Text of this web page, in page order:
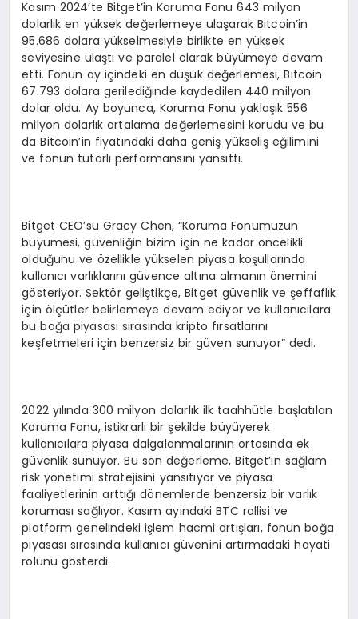
Kasım 2024’te Bitget’in Koruma Fonu 643 milyon
dolarlık en yüksek değerlemeye ulaşarak Bitcoin’in
95.686 dolara yükselmesiyle birlikte en yüksek
seviyesine ulaştı ve paralel olarak büyümeye devam
etti. Fonun ay içindeki en düşük değerlemesi, Bitcoin
67.793 dolara gerilediğinde kaydedilen 440 milyon
dolar oldu. Ay boyunca, Koruma Fonu yaklaşık 556
milyon dolarlık ortalama değerlemesini korudu ve bu
da Bitcoin’in fiyatındaki daha geniş yükseliş eğilimini
ve fonun tutarlı performansını yansıttı.
Bitget CEO’su Gracy Chen, “Koruma Fonumuzun
büyümesi, güvenliğin bizim için ne kadar öncelikli
olduğunu ve özellikle yükselen piyasa koşullarında
kullanıcı varlıklarını güvence altına almanın önemini
gösteriyor. Sektör geliştikçe, Bitget güvenlik ve şeffaflık
için ölçütler belirlemeye devam ediyor ve kullanıcılara
bu boğa piyasası sırasında kripto fırsatlarını
keşfetmeleri için benzersiz bir güven sunuyor” dedi.
2022 yılında 300 milyon dolarlık ilk taahhütle başlatılan
Koruma Fonu, istikrarlı bir şekilde büyüyerek
kullanıcılara piyasa dalgalanmalarının ortasında ek
güvenlik sunuyor. Bu son değerleme, Bitget’in sağlam
risk yönetimi stratejisini yansıtıyor ve piyasa
faaliyetlerinin arttığı dönemlerde benzersiz bir varlık
koruması sağlıyor. Kasım ayındaki BTC rallisi ve
platform genelindeki işlem hacmi artışları, fonun boğa
piyasası sırasında kullanıcı güvenini artırmadaki hayati
rolünü gösterdi.